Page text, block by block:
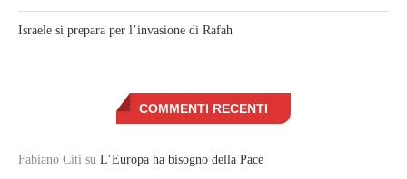
Israele si prepara per l’invasione di Rafah
COMMENTI RECENTI
Fabiano Citi su L’Europa ha bisogno della Pace